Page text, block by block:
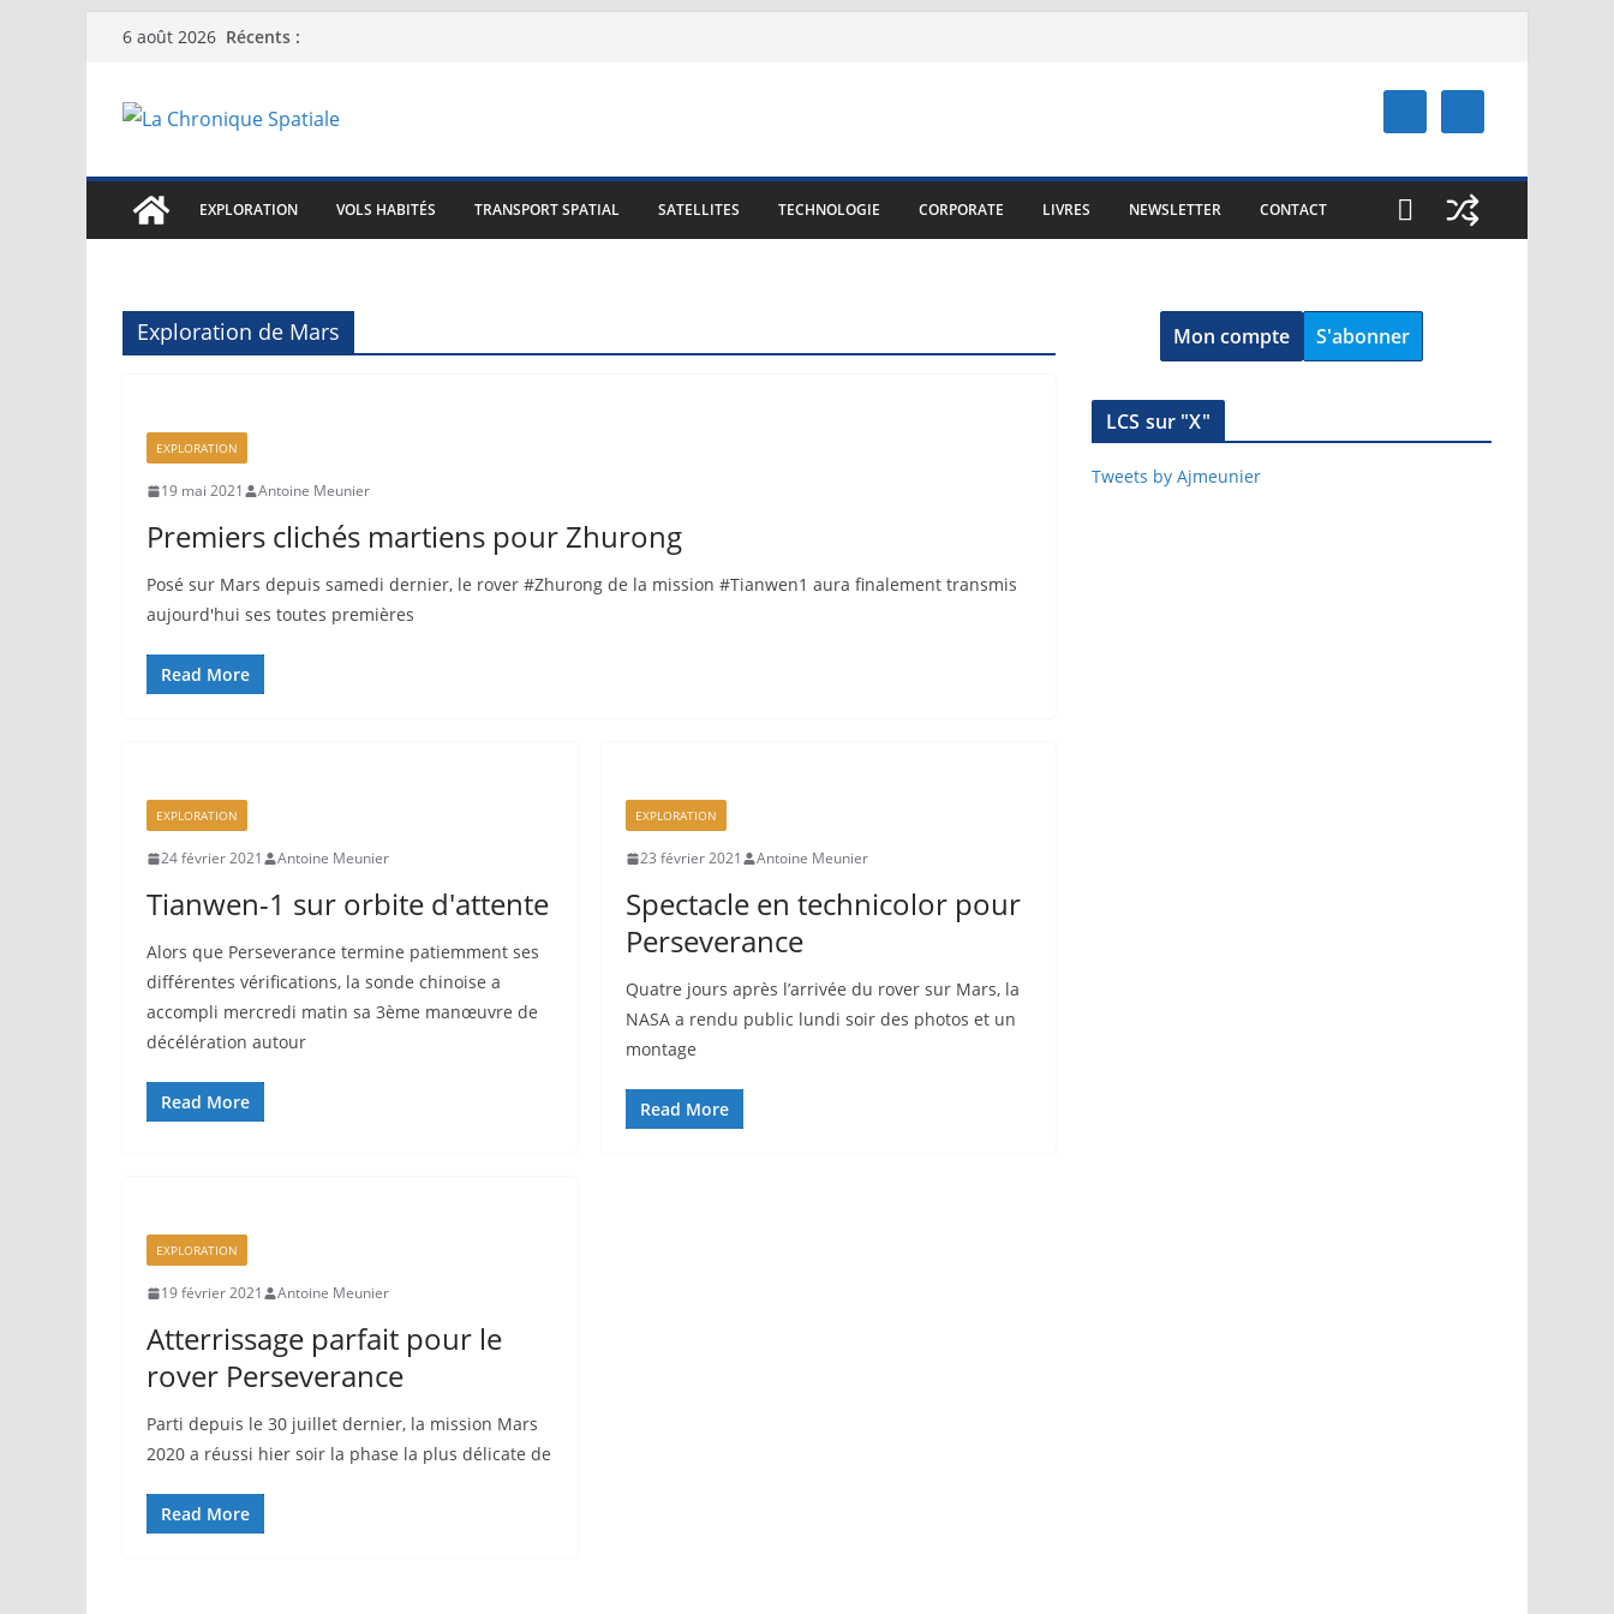
Passer6 août 2026 Récents :
EXPLORATION VOLS HABITÉS TRANSPORT SPATIAL SATELLITES TECHNOLOGIE CORPORATE LIVRES NEWSLETTER CONTACT
Exploration de Mars
EXPLORATION
19 mai 2021 Antoine Meunier
Premiers clichés martiens pour Zhurong
Posé sur Mars depuis samedi dernier, le rover #Zhurong de la mission #Tianwen1 aura finalement transmis
aujourd'hui ses toutes premières
Read More
EXPLORATION
24 février 2021 Antoine Meunier
Tianwen-1 sur orbite d'attente
Alors que Perseverance termine patiemment ses
différentes vérifications, la sonde chinoise a
accompli mercredi matin sa 3ème manœuvre de
décélération autour
Read More
EXPLORATION
23 février 2021 Antoine Meunier
Spectacle en technicolor pour
Perseverance
Quatre jours après l’arrivée du rover sur Mars, la
NASA a rendu public lundi soir des photos et un
montage
Read More
EXPLORATION
19 février 2021 Antoine Meunier
Atterrissage parfait pour le
rover Perseverance
Parti depuis le 30 juillet dernier, la mission Mars
2020 a réussi hier soir la phase la plus délicate de
Read More
Mon compte S'abonner
LCS sur "X"
Tweets by Ajmeunier